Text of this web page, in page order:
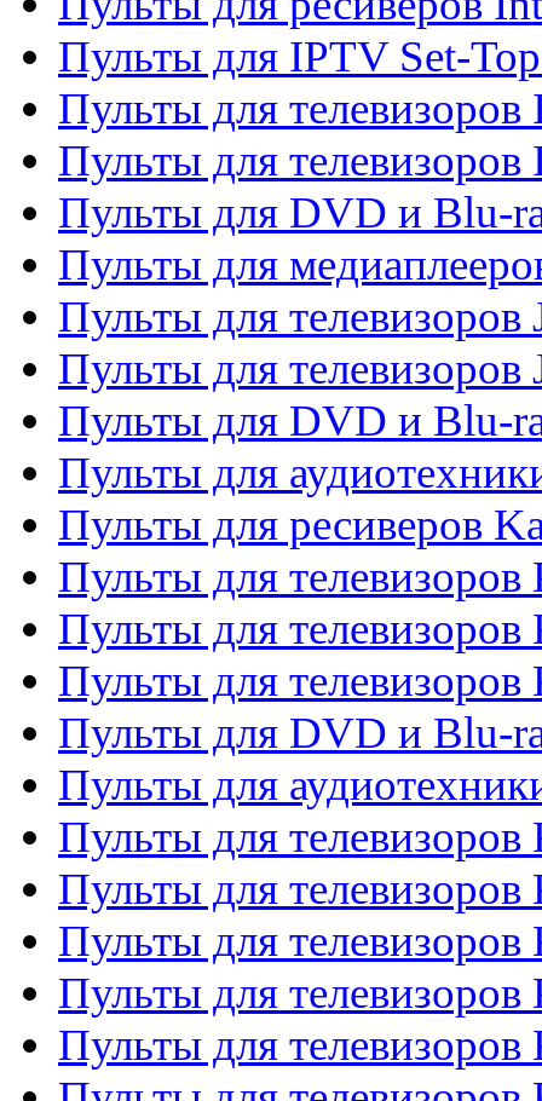
Пульты для IPTV Set-
Пульты для телевизоров
Пульты для телевизоров
Пульты для DVD и Blu-
Пульты для
Пульты для телевизоров
Пульты для телевизоров
Пульты для DVD и Blu-
Пульты для
Пульты для ресиверов
Пульты для телевизоров
Пульты для телевизоров
Пульты для телевизоров
Пульты для DVD и Blu-
Пульты для
Пульты для
Пульты для телевизоров
Пульты для телевизоров
Пульты для телевизоров
Пульты для